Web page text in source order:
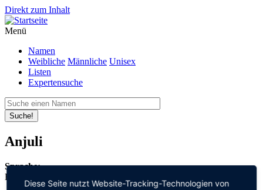
Direkt zum Inhalt
Menü
Namen
Weibliche Männliche Unisex
Listen
Expertensuche
Suche!
Anjuli
Sprache:
Hindi
Diese Seite nutzt Website-Tracking-Technologien von